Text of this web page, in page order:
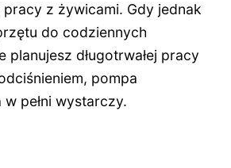
pracy z żywicami. Gdy jednak
do codziennych
planujesz długotrwałej pracy
pompa
pełni wystarczy.